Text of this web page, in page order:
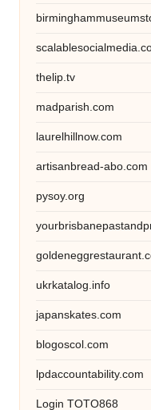
thelip.tv
madparish.com
laurelhillnow.com
artisanbread-abo.com
pysoy.org
ukrkatalog.info
japanskates.com
blogoscol.com
lpdaccountability.com
Login TOTO868